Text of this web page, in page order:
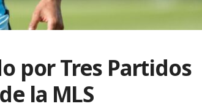
por Tres Partidos
la MLS